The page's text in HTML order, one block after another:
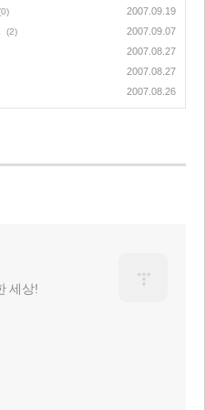
2007.09.19
(2) 2007.09.07
2007.08.27
2007.08.27
2007.08.26
세상!